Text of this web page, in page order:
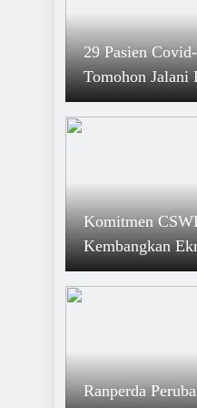
Tomohon
6 Desember
Gratis
29 Pasien
Tomohon Jalani
RS
Komitmen
Kembangkan
Tomohon Siap
Ranperda